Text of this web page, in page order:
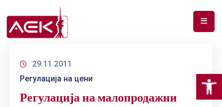
НАС
ДОКУМЕНТИ
29.11.2011
Регулација на цени
Регулација на малопродажни